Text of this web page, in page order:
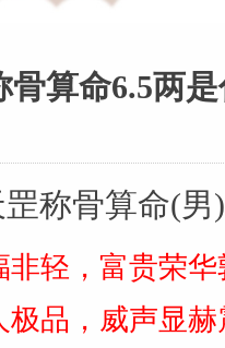
骨算命6.5两
称骨算命(男)
轻，富贵荣华
品，威声显赫